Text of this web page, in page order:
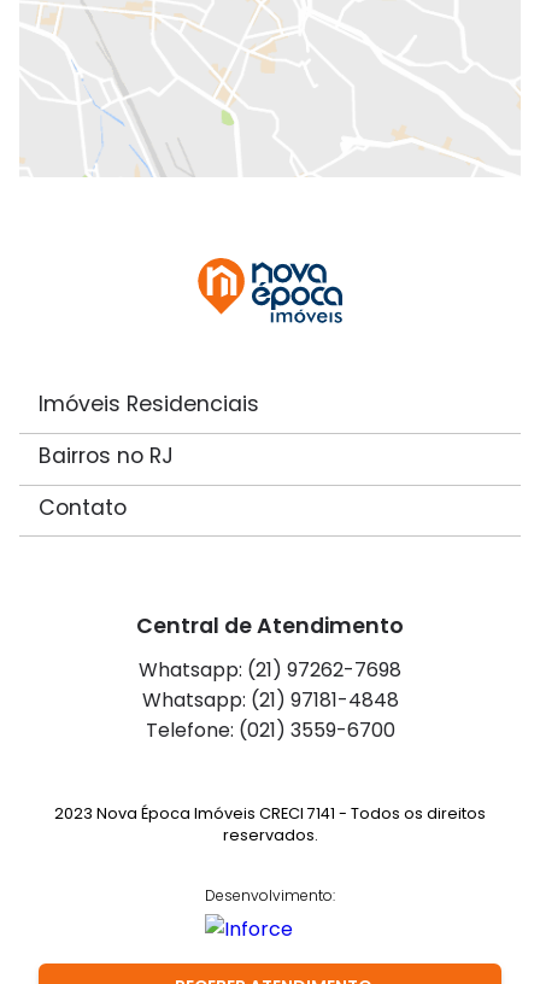
Imóveis Residenciais
Bairros no RJ
Contato
Central de Atendimento
Whatsapp: (21) 97262-7698
Whatsapp: (21) 97181-4848
Telefone: (021) 3559-6700
2023 Nova Época Imóveis CRECI 7141 - Todos os direitos
reservados.
Desenvolvimento: